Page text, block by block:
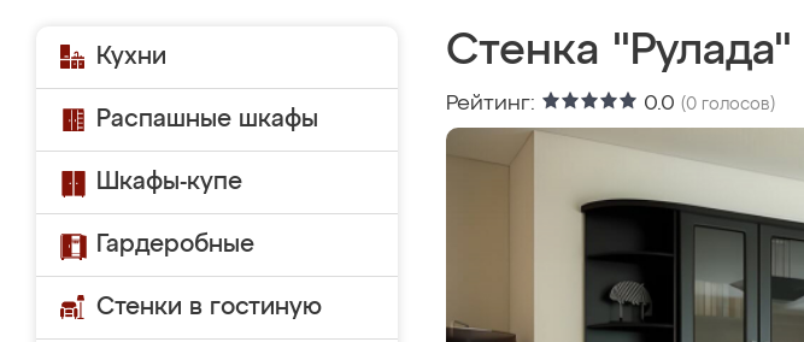
Кухни
Распашные шкафы
Шкафы-купе
Гардеробные
Стенки в гостиную
Стенка "Рулада"
Рейтинг: 0.0 (0 голосов)